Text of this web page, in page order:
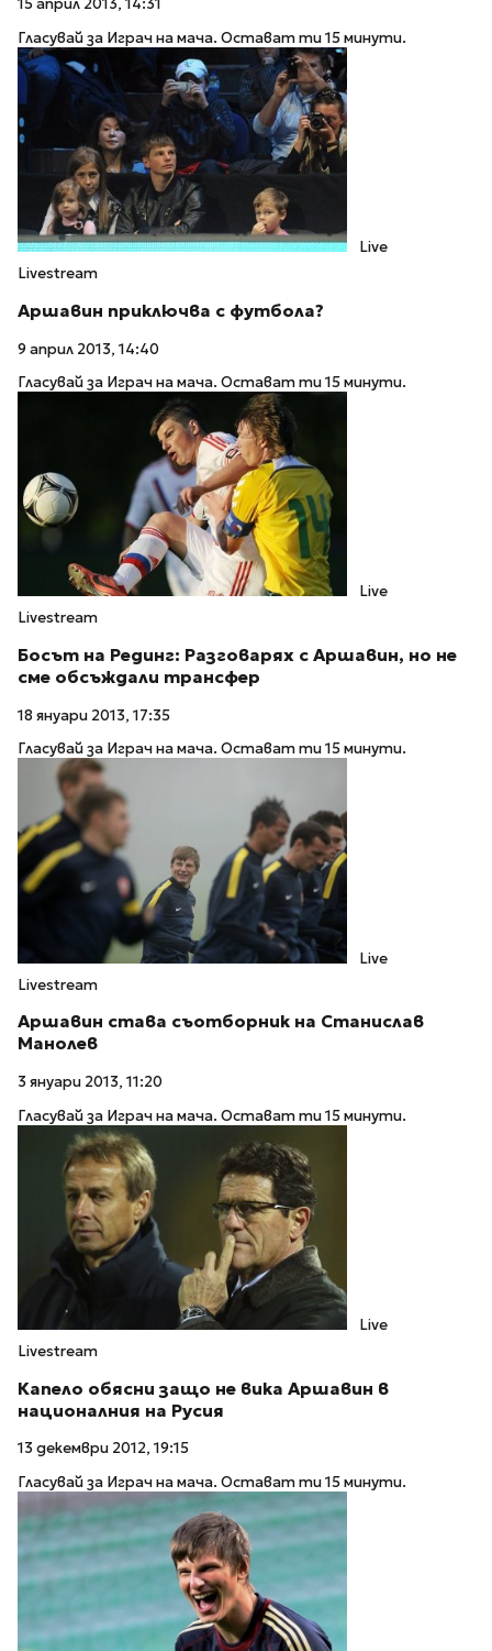
15 април 2013, 14:31
Гласувай за Играч на мача. Остават ти 15 минути.
Live
Livestream
Аршавин приключва с футбола?
9 април 2013, 14:40
Гласувай за Играч на мача. Остават ти 15 минути.
Live
Livestream
Босът на Рединг: Разговарях с Аршавин, но не
сме обсъждали трансфер
18 януари 2013, 17:35
Гласувай за Играч на мача. Остават ти 15 минути.
Live
Livestream
Аршавин става съотборник на Станислав
Манолев
3 януари 2013, 11:20
Гласувай за Играч на мача. Остават ти 15 минути.
Live
Livestream
Капело обясни защо не вика Аршавин в
националния на Русия
13 декември 2012, 19:15
Гласувай за Играч на мача. Остават ти 15 минути.